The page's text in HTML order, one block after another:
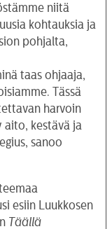
niitä
kohtauksia ja
pohjalta,
taas ohjaaja,
Tässä
harvoin
aito, kestävä ja
sanoo
esiin Luukkosen
Täällä